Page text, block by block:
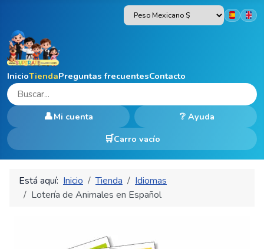
InicioTiendaPreguntas frecuentesContacto
👤Mi cuenta ❔ Ayuda
Carro vacío
Está aquí: Inicio Tienda
Idiomas
Lotería de Animales en Español